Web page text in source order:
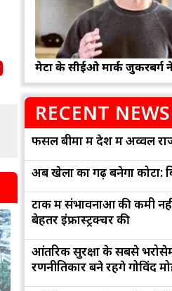
मेटा के सीईओ मार्क जुकरबर्ग
RECENT NEWS
फसल बीमा में देश में अव्वल
अब खेलों का गढ़ बनेगा कोटा:
टोंक में संभावनाओं की कमी
बेहतर इंफ्रास्ट्रक्चर की
आंतरिक सुरक्षा के सबसे
रणनीतिकार बने रहेंगे गोविंद